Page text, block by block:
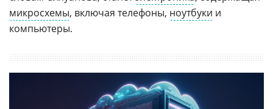
микросхемы, включая телефоны, ноутбуки и
компьютеры.